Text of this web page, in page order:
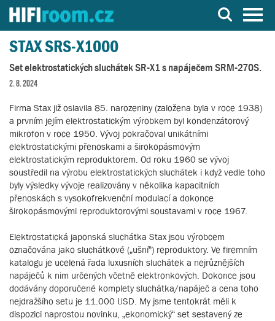
Server o Hi-Fi a AV technice
STAX SRS-X1000
Set elektrostatických sluchátek SR-X1 s napáječem SRM-270S.
2. 8. 2024
Firma Stax již oslavila 85. narozeniny (založena byla v roce 1938)
a prvním jejím elektrostatickým výrobkem byl kondenzátorový
mikrofon v roce 1950. Vývoj pokračoval unikátními
elektrostatickými přenoskami a širokopásmovým
elektrostatickým reproduktorem. Od roku 1960 se vývoj
soustředil na výrobu elektrostatických sluchátek i když vedle toho
byly výsledky vývoje realizovány v několika kapacitních
přenoskách s vysokofrekvenční modulací a dokonce
širokopásmovými reproduktorovými soustavami v roce 1967.
Elektrostatická japonská sluchátka Stax jsou výrobcem
označována jako sluchátkové („ušní“) reproduktory. Ve firemním
katalogu je ucelená řada luxusních sluchátek a nejrůznějších
napáječů k nim určených včetně elektronkových. Dokonce jsou
dodávány doporučené komplety sluchátka/napáječ a cena toho
nejdražšího setu je 11.000 USD. My jsme tentokrát měli k
dispozici naprostou novinku, „ekonomický“ set sestavený ze